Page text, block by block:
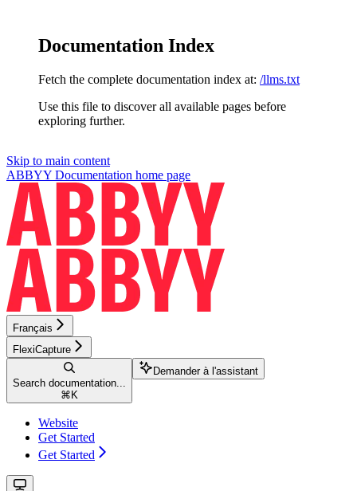
Documentation Index
Fetch the complete documentation index at: /llms.txt
Use this file to discover all available pages before
exploring further.
Skip to main content
ABBYY Documentation home page
Français
FlexiCapture
Search documentation...
⌘ K
Demander à l'assistant
Website
Get Started
Get Started